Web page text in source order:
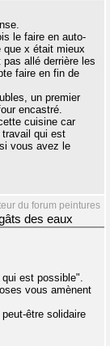
le faire en auto-
que x était mieux
allé derrière les
faire en fin de
un premier
encastré.
cuisine car
travail qui est
vous avez le
du forum peintures
des eaux
est possible".
vous amènent
être solidaire